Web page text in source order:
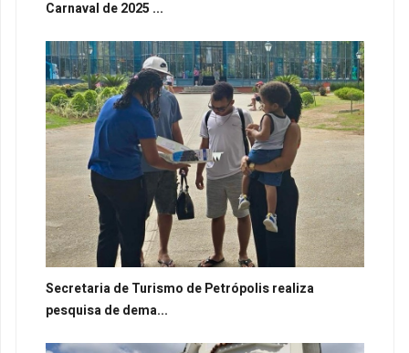
Carnaval de 2025 ...
Secretaria de Turismo de Petrópolis realiza
pesquisa de dema...